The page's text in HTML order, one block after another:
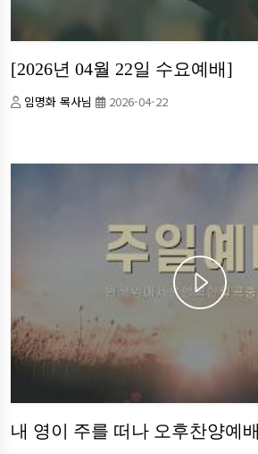
[2026년 04월 22일 수요예배]
임명화 목사님 2026-04-22
내 영이 주를 떠나 오후찬양예배